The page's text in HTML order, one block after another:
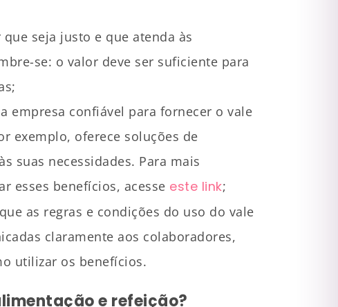
seja justo e que atenda às
se: o valor deve ser suficiente para
empresa confiável para fornecer o vale
exemplo, oferece soluções de
suas necessidades. Para mais
esses benefícios, acesse este link;
as regras e condições do uso do vale
claramente aos colaboradores,
utilizar os benefícios.
e refeição?